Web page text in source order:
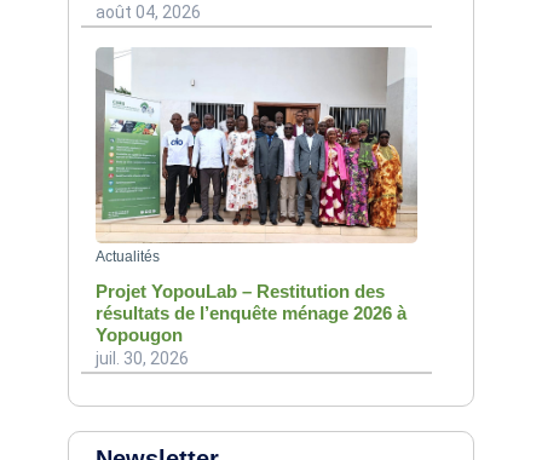
août 04, 2026
Actualités
Projet YopouLab – Restitution des
résultats de l’enquête ménage 2026 à
Yopougon
juil. 30, 2026